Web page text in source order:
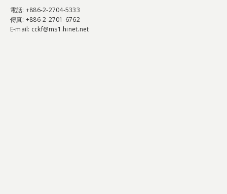
電話: +886-2-2704-5333
傳真: +886-2-2701-6762
E-mail: cckf@ms1.hinet.net